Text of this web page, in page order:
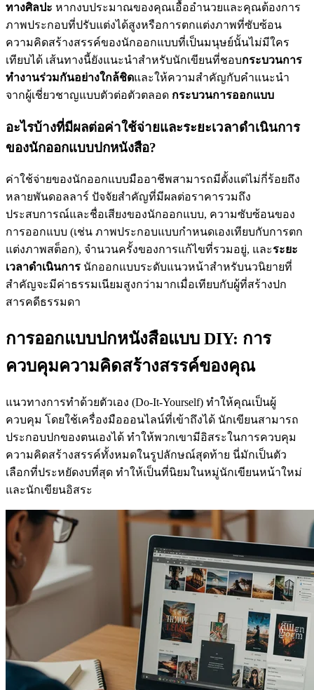
ทางศิลปะ หากงบประมาณของคุณเอื้ออำนวยและคุณต้องการ
ภาพประกอบที่ปรับแต่งได้สูงหรือการตกแต่งภาพที่ซับซ้อน
ความคิดสร้างสรรค์ของนักออกแบบที่เป็นมนุษย์นั้นไม่มีใคร
เทียบได้ เส้นทางนี้ยังแนะนำสำหรับนักเขียนที่ชอบกระบวนการ
ทำงานร่วมกันอย่างใกล้ชิดและให้ความสำคัญกับคำแนะนำ
จากผู้เชี่ยวชาญแบบตัวต่อตัวตลอด กระบวนการออกแบบ
อะไรบ้างที่มีผลต่อค่าใช้จ่ายและระยะเวลาดำเนินการ
ของนักออกแบบปกหนังสือ?
ค่าใช้จ่ายของนักออกแบบมืออาชีพสามารถมีตั้งแต่ไม่กี่ร้อยถึง
หลายพันดอลลาร์ ปัจจัยสำคัญที่มีผลต่อราคารวมถึง
ประสบการณ์และชื่อเสียงของนักออกแบบ, ความซับซ้อนของ
การออกแบบ (เช่น ภาพประกอบแบบกำหนดเองเทียบกับการตก
แต่งภาพสต็อก), จำนวนครั้งของการแก้ไขที่รวมอยู่, และระยะ
เวลาดำเนินการ นักออกแบบระดับแนวหน้าสำหรับนวนิยายที่
สำคัญจะมีค่าธรรมเนียมสูงกว่ามากเมื่อเทียบกับผู้ที่สร้างปก
สารคดีธรรมดา
การออกแบบปกหนังสือแบบ DIY: การ
ควบคุมความคิดสร้างสรรค์ของคุณ
แนวทางการทำด้วยตัวเอง (Do-It-Yourself) ทำให้คุณเป็นผู้
ควบคุม โดยใช้เครื่องมือออนไลน์ที่เข้าถึงได้ นักเขียนสามารถ
ประกอบปกของตนเองได้ ทำให้พวกเขามีอิสระในการควบคุม
ความคิดสร้างสรรค์ทั้งหมดในรูปลักษณ์สุดท้าย นี่มักเป็นตัว
เลือกที่ประหยัดงบที่สุด ทำให้เป็นที่นิยมในหมู่นักเขียนหน้าใหม่
และนักเขียนอิสระ